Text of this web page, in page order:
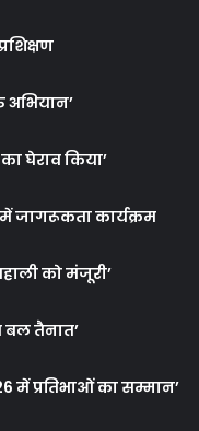
अभियान’
घेराव किया’
में जागरूकता कार्यक्रम
को मंजूरी’
बल तैनात’
में प्रतिभाओं का सम्मान’